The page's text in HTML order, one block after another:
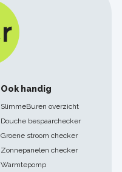
Ook handig
SlimmeBuren overzicht
Douche bespaarchecker
Groene stroom checker
Zonnepanelen checker
Warmtepomp